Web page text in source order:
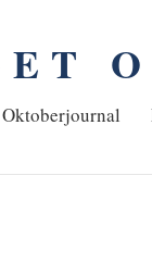
Oktoberjournal